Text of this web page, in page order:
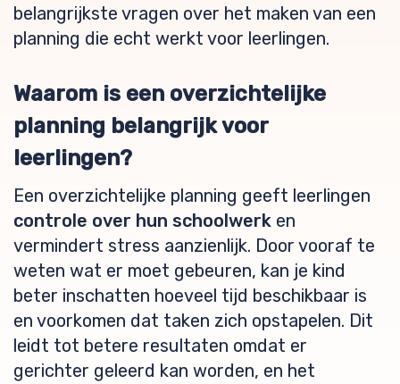
belangrijkste vragen over het maken van een
planning die echt werkt voor leerlingen.
Waarom is een overzichtelijke
planning belangrijk voor
leerlingen?
Een overzichtelijke planning geeft leerlingen
controle over hun schoolwerk en
vermindert stress aanzienlijk. Door vooraf te
weten wat er moet gebeuren, kan je kind
beter inschatten hoeveel tijd beschikbaar is
en voorkomen dat taken zich opstapelen. Dit
leidt tot betere resultaten omdat er
gerichter geleerd kan worden, en het